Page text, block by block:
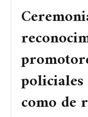
policiales
como de